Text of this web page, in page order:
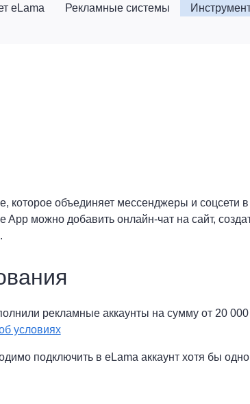
eLama Рекламные системы
которое объединяет мессенджеры и соцсети в
можно добавить онлайн-чат на сайт,
рекламные аккаунты на сумму от 20
условиях
подключить в eLama аккаунт хотя бы